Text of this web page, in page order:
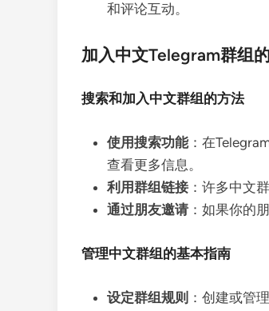
和评论互动。
加入中文Telegram群组
搜索和加入中文群组的方法
使用搜索功能：在
查看更多信息。
利用群组链接 ：许多中文
通过朋友邀请 ：如果你的
管理中文群组的基本指南
设定群组规则 ：创建或管